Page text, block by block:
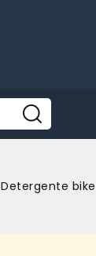
Detergente